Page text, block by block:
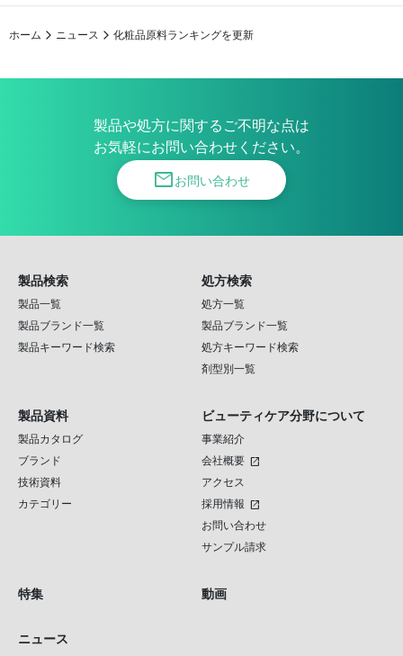
ホーム ニュース 化粧品原料ランキングを更新
製品や処方に関するご不明な点は
お気軽にお問い合わせください。
mailお問い合わせ
製品検索
製品一覧
製品ブランド一覧
製品キーワード検索
処方検索
処方一覧
製品ブランド一覧
処方キーワード検索
剤型別一覧
製品資料
製品カタログ
ブランド
技術資料
カテゴリー
ビューティケア分野について
事業紹介
会社概要 open_in_new
アクセス
採用情報 open_in_new
お問い合わせ
サンプル請求
特集 動画
ニュース